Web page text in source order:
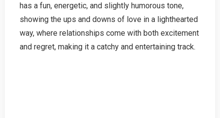
has a fun, energetic, and slightly humorous tone,
showing the ups and downs of love in a lighthearted
way, where relationships come with both excitement
and regret, making it a catchy and entertaining track.